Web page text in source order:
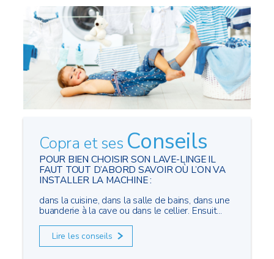
Copra et ses Conseils
POUR BIEN CHOISIR SON LAVE-LINGE IL
FAUT TOUT D’ABORD SAVOIR OÙ L’ON VA
INSTALLER LA MACHINE :
dans la cuisine, dans la salle de bains, dans une
buanderie à la cave ou dans le cellier. Ensuit...
Lire les conseils